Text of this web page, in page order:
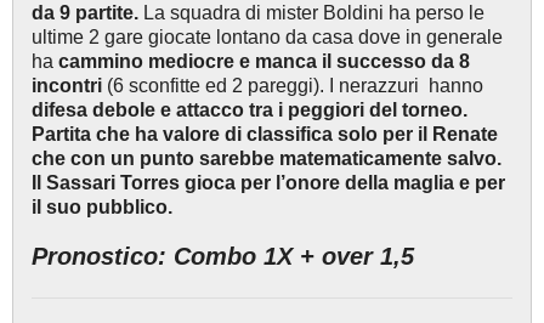
da 9 partite. La squadra di mister Boldini ha perso le
ultime 2 gare giocate lontano da casa dove in generale
ha cammino mediocre e manca il successo da 8
incontri (6 sconfitte ed 2 pareggi). I nerazzuri hanno
difesa debole e attacco tra i peggiori del torneo.
Partita che ha valore di classifica solo per il Renate
che con un punto sarebbe matematicamente salvo.
Il Sassari Torres gioca per l’onore della maglia e per
il suo pubblico.
Pronostico: Combo 1X + over 1,5